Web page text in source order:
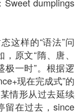
Sweet dumplings
这样的“语法”问
原文“隋、唐、
一时”。根据逻
现在完成式”的
情形从过去延续
留在过去，since